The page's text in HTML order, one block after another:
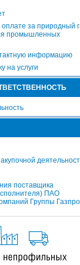
оплате за природный
промышленных
информацию
на услуги
поставщика
ПАО
Группы